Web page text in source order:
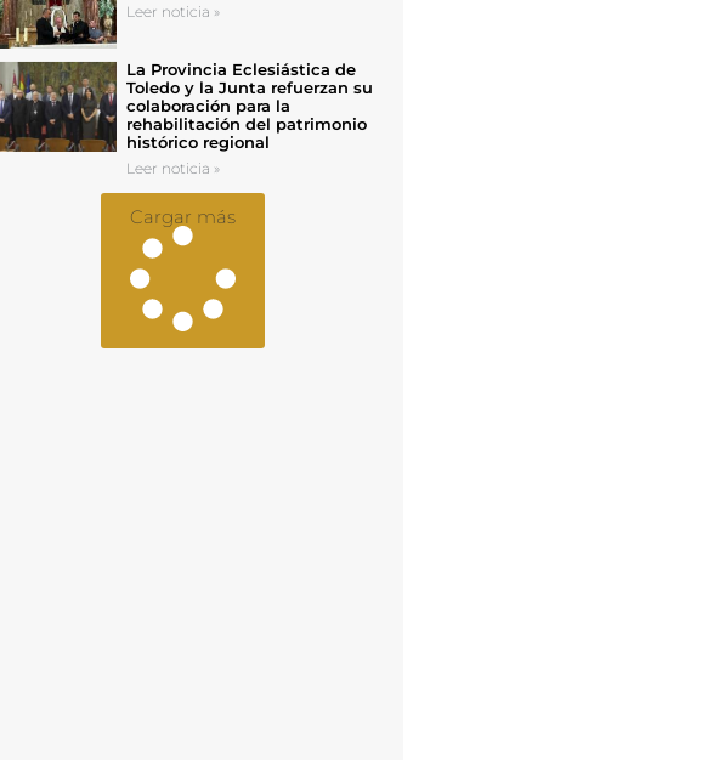
Leer noticia »
La Provincia Eclesiástica de
Toledo y la Junta refuerzan su
colaboración para la
rehabilitación del patrimonio
histórico regional
Leer noticia »
Cargar más